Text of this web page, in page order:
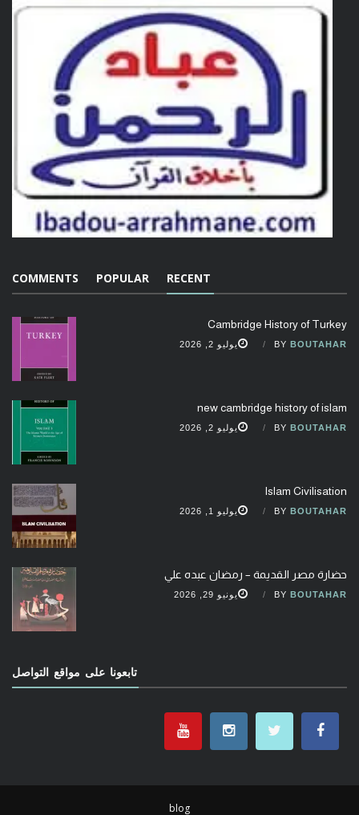
RECENT
POPULAR
COMMENTS
Cambridge History of Turkey
BY BOUTAHAR يوليو 2, 2026
new cambridge history of islam
BY BOUTAHAR يوليو 2, 2026
Islam Civilisation
BY BOUTAHAR يوليو 1, 2026
حضارة مصر القديمة – رمضان عبده علي
BY BOUTAHAR يونيو 29, 2026
تابعونا على مواقع التواصل
blog